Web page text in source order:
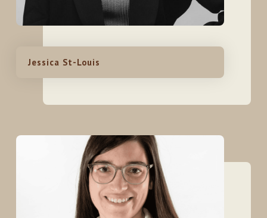
Jessica St-Louis